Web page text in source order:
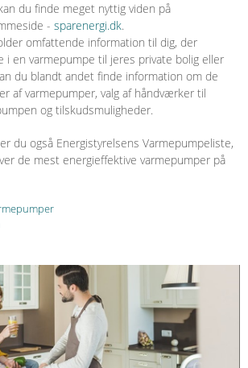
du finde meget nyttig viden på
- sparenergi.dk.
omfattende information til dig, der
i en varmepumpe til jeres private bolig eller
du blandt andet finde information om de
af varmepumper, valg af håndværker til
og tilskudsmuligheder.
du også Energistyrelsens Varmepumpeliste,
de mest energieffektive varmepumper på